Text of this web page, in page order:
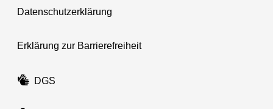
Datenschutzerklärung
Erklärung zur Barrierefreiheit
DGS